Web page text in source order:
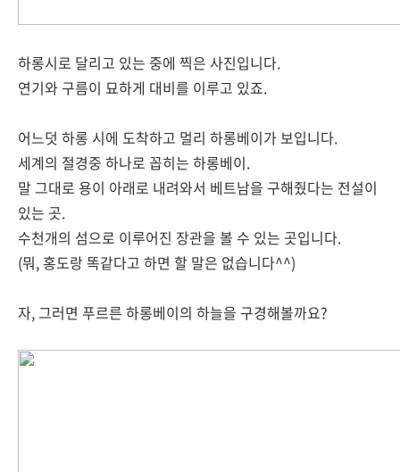
하롱시로 달리고 있는 중에 찍은 사진입니다.
연기와 구름이 묘하게 대비를 이루고 있죠.
어느덧 하롱 시에 도착하고 멀리 하롱베이가 보입니다.
세계의 절경중 하나로 꼽히는 하롱베이.
말 그대로 용이 아래로 내려와서 베트남을 구해줬다는 전설이
있는 곳.
수천개의 섬으로 이루어진 장관을 볼 수 있는 곳입니다.
(뭐, 홍도랑 똑같다고 하면 할 말은 없습니다^^)
자, 그러면 푸르른 하롱베이의 하늘을 구경해볼까요?